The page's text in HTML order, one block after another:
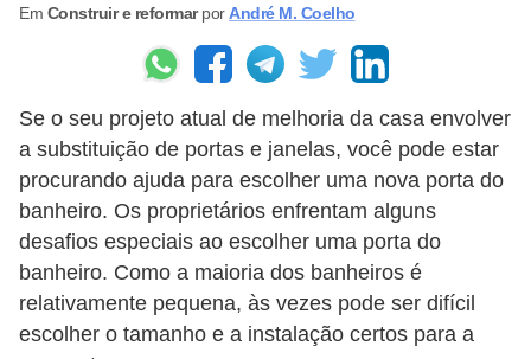
Em Construir e reformarpor André M. Coelho
Se o seu projeto atual de melhoria da casa envolver
a substituição de portas e janelas, você pode estar
procurando ajuda para escolher uma nova porta do
banheiro. Os proprietários enfrentam alguns
desafios especiais ao escolher uma porta do
banheiro. Como a maioria dos banheiros é
relativamente pequena, às vezes pode ser difícil
escolher o tamanho e a instalação certos para a
i
t
u
a
C
o